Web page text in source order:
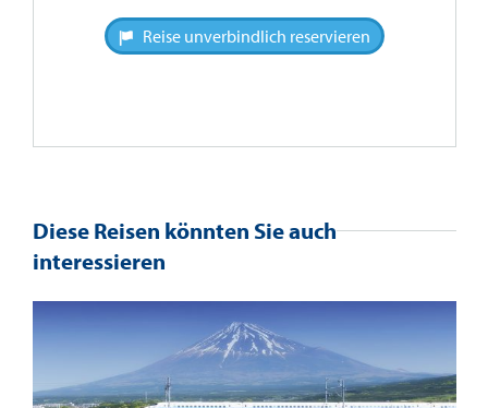
Reise unverbindlich reservieren
Diese Reisen könnten Sie auch
interessieren